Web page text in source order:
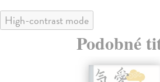
High-contrast mode
Podobné